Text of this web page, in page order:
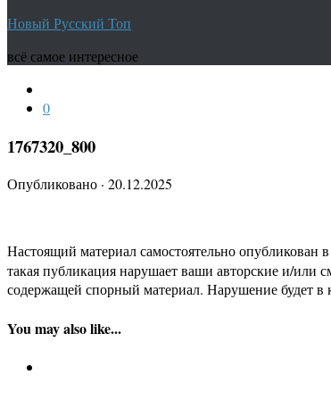
Новый Русский Топ
всё самое интересное
0
1767320_800
Опубликовано · 20.12.2025
Настоящий материал самостоятельно опубликован
такая публикация нарушает ваши авторские и/
содержащей спорный материал. Нарушение будет
You may also like...